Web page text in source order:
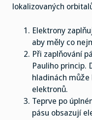
lokalizovaných
Elektrony
aby měly co
Při zaplňování
Pauliho princip.
hladinách
elektronů.
Teprve po
pásu obsazují